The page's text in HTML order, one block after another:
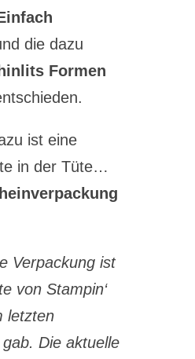
die dazu
Formen
ist eine
in der Tüte…
Verpackung ist
von Stampin‘
letzten
Die aktuelle